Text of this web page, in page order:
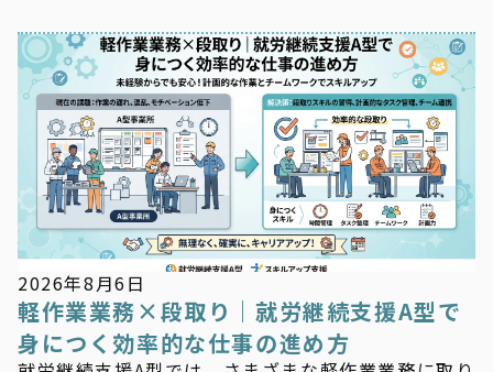
お知らせ
2026年8月6日
軽作業業務×段取り｜就労継続支援A型で
身につく効率的な仕事の進め方